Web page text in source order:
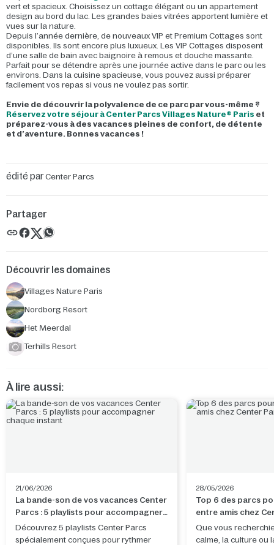
vert et spacieux. Choisissez un cottage élégant ou un appartement
design au bord du lac. Les grandes baies vitrées apportent lumière et
vues sur la nature.
Depuis l’année dernière, de nouveaux VIP et Premium Cottages sont
disponibles. Ils sont encore plus luxueux. Les VIP Cottages disposent
d’une salle de bain avec baignoire à remous et douche massante.
Parfait pour se détendre après une journée active dans le parc ou les
environs. Dans la cuisine spacieuse, vous pouvez aussi préparer
facilement vos repas si vous ne voulez pas sortir.
Envie de découvrir la polyvalence de ce parc par vous-même ?
Réservez votre séjour à Center Parcs Villages Nature® Paris et
préparez-vous à des vacances pleines de confort, de détente
et d’aventure. Bonnes vacances !
édité parCenter Parcs
Découvrir les domaines
Villages Nature Paris
Nordborg Resort
Het Meerdal
Terhills Resort
Partager
À lire aussi:
21/06/2026
La bande-son de vos vacances Center
Parcs : 5 playlists pour accompagner
chaque instant
Découvrez 5 playlists Center Parcs
spécialement conçues pour rythmer
28/05/2026
Top 6 des parcs
entre amis chez
Que vous
calme, la culture ou